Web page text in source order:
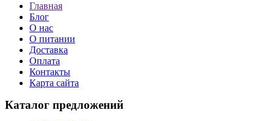
Главная
Блог
О нас
О питании
Доставка
Оплата
Контакты
Карта сайта
Каталог предложений